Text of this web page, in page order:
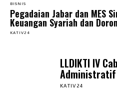
BISNIS
Pegadaian Jabar dan MES
Keuangan Syariah dan
KATIV24
LLDIKTI IV
Administratif
KATIV24